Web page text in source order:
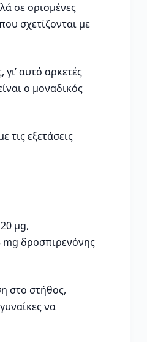
σε ορισμένες
σχετίζονται με
αυτό αρκετές
ο μοναδικός
τις εξετάσεις
μg,
mg δροσπιρενόνης
στο στήθος,
να